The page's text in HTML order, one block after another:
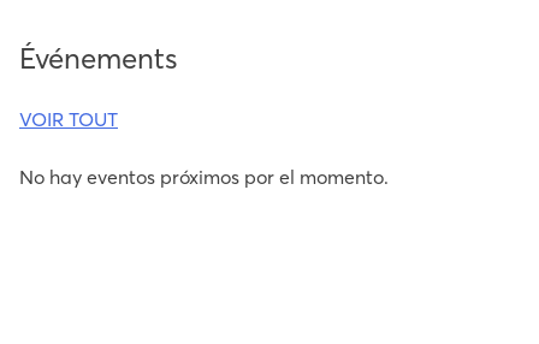
Événements
VOIR TOUT
No hay eventos próximos por el momento.